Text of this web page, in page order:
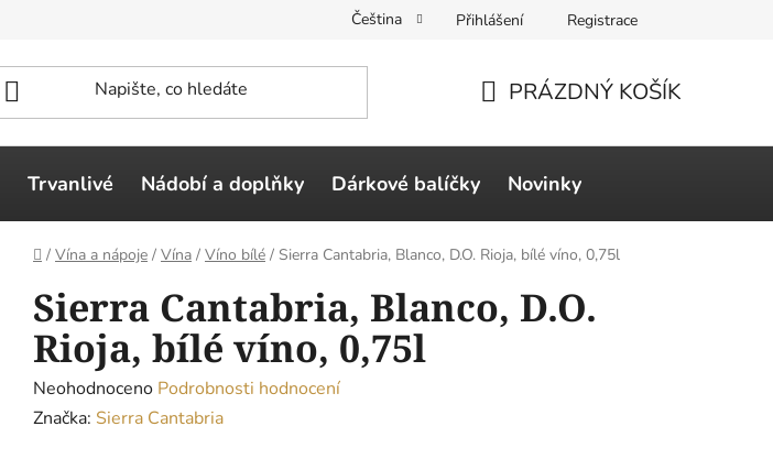
Čeština Přihlášení Registrace
KOŠÍK
PRÁZDNÝ KOŠÍK
Trvanlivé Nádobí a doplňky Dárkové balíčky Novinky
Domů
/ Vína a nápoje / Vína / Víno bílé / Sierra Cantabria, Blanco, D.O. Rioja, bílé víno, 0,75l
Sierra Cantabria, Blanco, D.O.
Rioja, bílé víno, 0,75l
Průměrné
hodnocení
Neohodnoceno Podrobnosti hodnocení
Značka: Sierra Cantabria